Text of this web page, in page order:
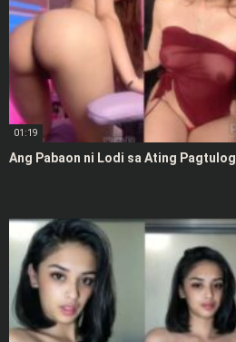
01:19
Ang Pabaon ni Lodi sa Ating Pagtulog